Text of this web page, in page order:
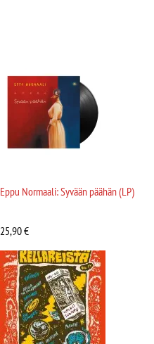
Eppu Normaali: Syvään päähän (LP)
25,90€